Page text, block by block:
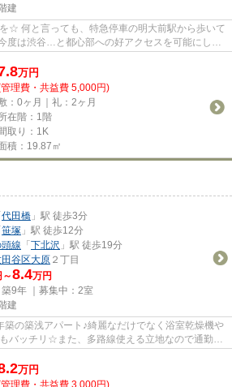
建
☆ 何と言っても、特急停車の明大前駅から歩いて
度は渋谷…と都心部への好アクセスを可能にしま
万円
理費・共益費 5,000円)
：0ヶ月｜礼：2ヶ月
在階：1階
取り：1K
積：19.87㎡
代田橋 」駅 徒歩3分
笹塚 」駅 徒歩12分
線 「下北沢 」駅 徒歩19分
谷区大原 ２丁目
8.4万円
9年 ｜募集中： 2室
建
の築浅アパート♪綺麗なだけでなく浴室乾燥機や
バッチリ☆また、多路線使える立地なので通勤や
人...
万円
理費・共益費 3,000円)